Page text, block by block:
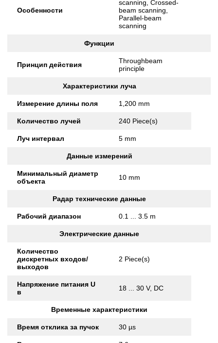
Особенности
scanning, Crossed-
beam scanning,
Parallel-beam
scanning
Функции
Принцип действия
Throughbeam
principle
Характеристики луча
Измерение длины поля 1,200 mm
Количество лучей 240 Piece(s)
Луч интервал 5 mm
Данные измерений
Минимальный диаметр
объекта
10 mm
Радар технические данные
Рабочий диапазон 0.1 ... 3.5 m
Электрические данные
Количество
дискретных входов/
выходов
2 Piece(s)
Напряжение питания U
в
18 ... 30 V, DC
Временные характеристики
Время отклика за пучок 30 µs